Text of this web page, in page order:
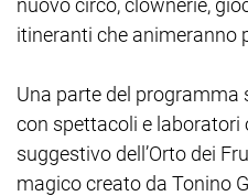
itineranti che animeranno
Una parte del programma
con spettacoli e laboratori
suggestivo dell’Orto dei
magico creato da Tonino